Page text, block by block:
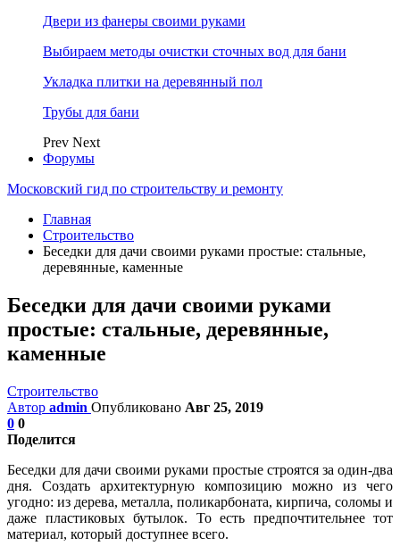
Двери из фанеры своими руками
Выбираем методы очистки сточных вод для бани
Укладка плитки на деревянный пол
Трубы для бани
Prev Next
Форумы
Московский гид по строительству и ремонту
Главная
Строительство
Беседки для дачи своими руками простые: стальные,
деревянные, каменные
Беседки для дачи своими руками
простые: стальные, деревянные,
каменные
Строительство
Автор admin Опубликовано Авг 25, 2019
0 0
Поделится
Беседки для дачи своими руками простые строятся за один-два
дня. Создать архитектурную композицию можно из чего
угодно: из дерева, металла, поликарбоната, кирпича, соломы и
даже пластиковых бутылок. То есть предпочтительнее тот
материал, который доступнее всего.